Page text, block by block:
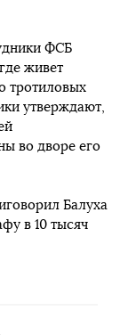
ФСБ
живет
тротиловых
утверждают,
во дворе его
Балуха
в 10 тысяч